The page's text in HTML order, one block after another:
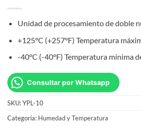
Unidad de procesamiento de doble
+125°C (+257°F) Temperatura
-40°C (-40°F) Temperatura mínima
Consultar por Whatsapp
SKU:YPL-10
Categoría: Humedad y Temperatura